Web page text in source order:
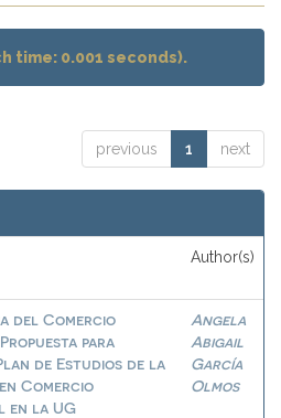
time: 0.001 seconds).
previous 1 next
Author(s)
del Comercio
para
de Estudios de la
Comercio
en la UG
Angela
Abigail
García
Olmos